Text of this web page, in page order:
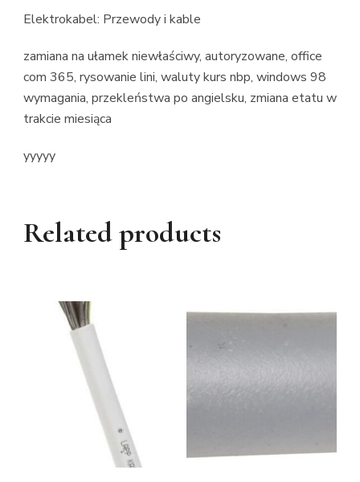
Elektrokabel: Przewody i kable
zamiana na ułamek niewłaściwy, autoryzowane, office
com 365, rysowanie lini, waluty kurs nbp, windows 98
wymagania, przekleństwa po angielsku, zmiana etatu w
trakcie miesiąca
yyyyy
Related products